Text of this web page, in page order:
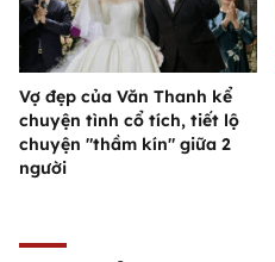
Vợ đẹp của Văn Thanh kể
chuyện tình cổ tích, tiết lộ
chuyện "thầm kín" giữa 2
người